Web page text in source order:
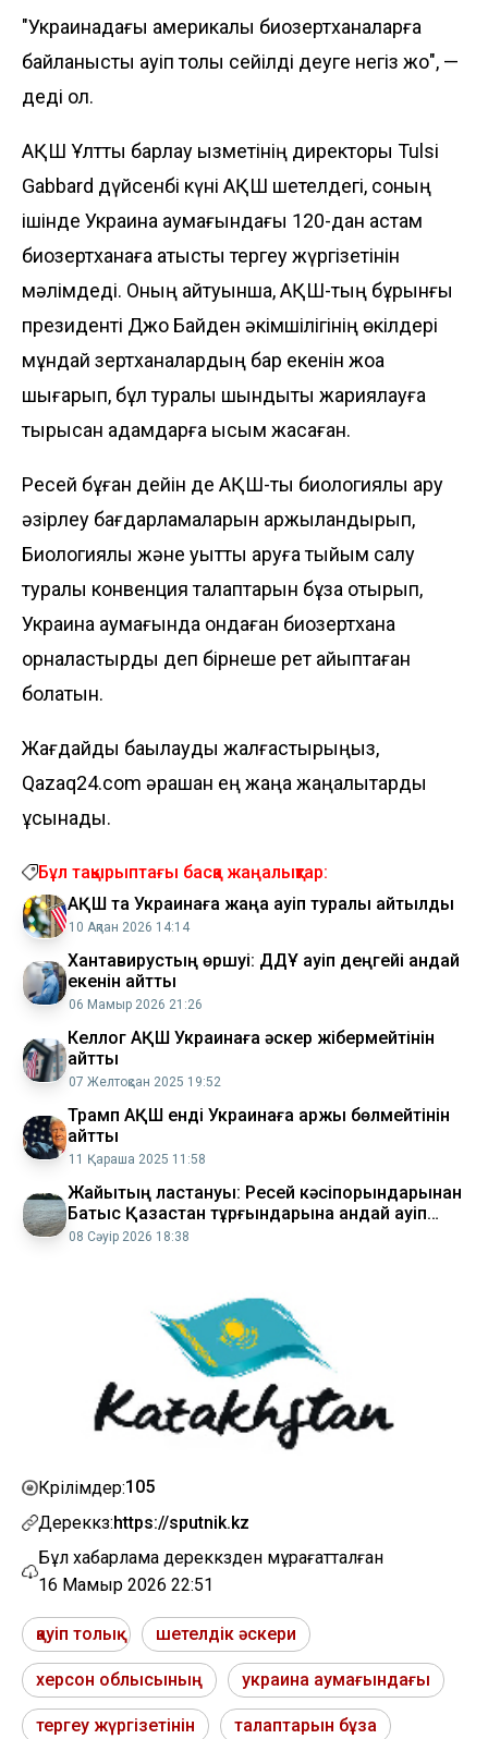
"Украинадағы америкалық биозертханаларға
байланысты қауіп толық сейілді деуге негіз жоқ", —
деді ол.
АҚШ Ұлттық барлау қызметінің директоры Tulsi
Gabbard дүйсенбі күні АҚШ шетелдегі, соның
ішінде Украина аумағындағы 120-дан астам
биозертханаға қатысты тергеу жүргізетінін
мәлімдеді. Оның айтуынша, АҚШ-тың бұрынғы
президенті Джо Байден әкімшілігінің өкілдері
мұндай зертханалардың бар екенін жоққа
шығарып, бұл туралы шындықты жариялауға
тырысқан адамдарға қысым жасаған.
Ресей бұған дейін де АҚШ-ты биологиялық қару
әзірлеу бағдарламаларын қаржыландырып,
Биологиялық және уытты қаруға тыйым салу
туралы конвенция талаптарын бұза отырып,
Украина аумағында ондаған биозертхана
орналастырды деп бірнеше рет айыптаған
болатын.
Жағдайды бақылауды жалғастырыңыз,
Qazaq24.com әрқашан ең жаңа жаңалықтарды
ұсынады.
Бұл тақырыптағы басқа жаңалықтар:
АҚШ та Украинаға жаңа қауіп туралы айтылды
10 Ақпан 2026 14:14
Хантавирустың өршуі: ДДҰ қауіп деңгейі қандай
екенін айтты
06 Мамыр 2026 21:26
Келлог АҚШ Украинаға әскер жібермейтінін
айтты
07 Желтоқсан 2025 19:52
Трамп АҚШ енді Украинаға қаржы бөлмейтінін
айтты
11 Қараша 2025 11:58
Жайықтың ластануы: Ресей кәсіпорындарынан
Батыс Қазақстан тұрғындарына қандай қауіп
төніп тұр?
08 Сәуір 2026 18:38
Көрілімдер:105
Дереккөз:https://sputnik.kz
Бұл хабарлама дереккөзден мұрағатталған
16 Мамыр 2026 22:51
қауіп толық шетелдік әскери
херсон облысының украина аумағындағы
тергеу жүргізетінін талаптарын бұза